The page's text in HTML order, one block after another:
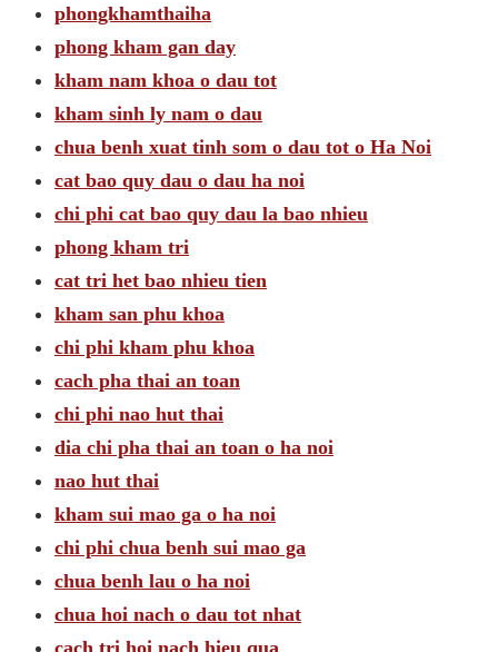
phongkhamthaiha
phong kham gan day
kham nam khoa o dau tot
kham sinh ly nam o dau
chua benh xuat tinh som o dau tot o Ha Noi
cat bao quy dau o dau ha noi
chi phi cat bao quy dau la bao nhieu
phong kham tri
cat tri het bao nhieu tien
kham san phu khoa
chi phi kham phu khoa
cach pha thai an toan
chi phi nao hut thai
dia chi pha thai an toan o ha noi
nao hut thai
kham sui mao ga o ha noi
chi phi chua benh sui mao ga
chua benh lau o ha noi
chua hoi nach o dau tot nhat
cach tri hoi nach hieu qua